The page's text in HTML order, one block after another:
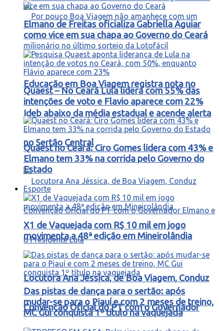
Educação em Boa Viagem registra nota no
Ideb abaixo da média estadual e acende alerta
no Sertão Central
Locutora Ana Jéssica, de Boa Viagem, Conduz
Convenção Oficial do PT com o Governador
Elmano de Freitas oficializa Gabriella Aguiar
como vice em sua chapa ao Governo do Ceará
Quaest – No Ceará Lula lidera com 55% das
intenções de voto e Flavio aparece com 22%
Quaest no Ceará: Ciro Gomes lidera com 43% e
Elmano tem 33% na corrida pelo Governo do
Estado
Esporte
X1 de Vaquejada com R$ 10 mil em jogo
movimenta a 48ª edição em Mineirolândia
Das pistas de dança para o sertão: após
mudar-se para o Piauí e com 2 meses de treino,
MC Gui conquista 1º título na vaquejada